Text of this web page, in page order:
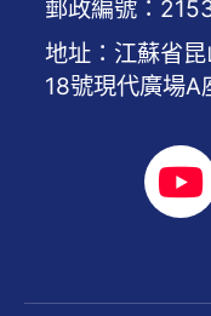
郵政編號：
地址：江蘇省
18號現代廣場A